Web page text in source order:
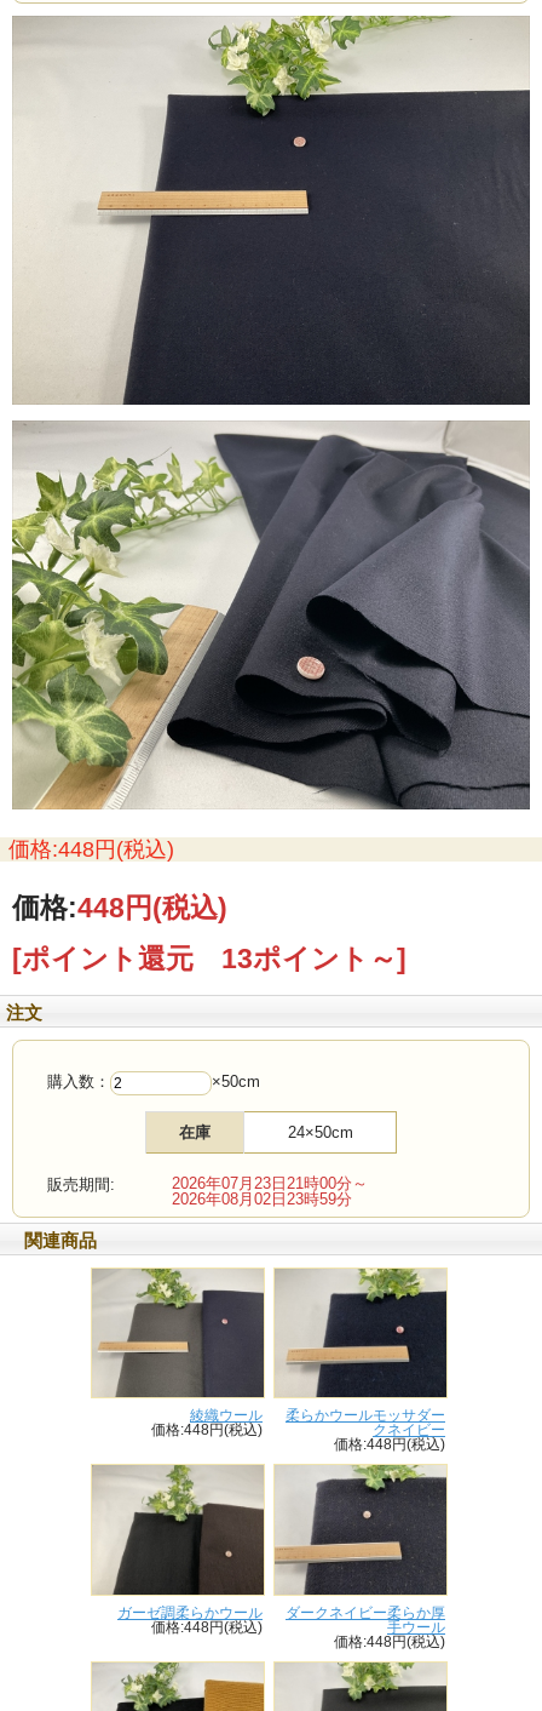
ボタンの大きさは約1.0cmです。
通常市場価格￥1290/50cm程度で販売されていますが今回は￥640/50cmでのご紹
当店の最低購入数量は1ｍ(数量2）からとなっていますので数量２以上でのご注文
よろしくお願いいたします。
ポイント3％還元します。
価格:448円(税込)
価格:448円(税込)
[ポイント還元 13ポイント～]
注文
購入数： ×50cm
在庫 24×50cm
販売期間:
2026年07月23日21時00分～
2026年08月02日23時59分
関連商品
綾織ウール
価格:448円(税込)
柔らかウールモッサダー
クネイビー
価格:448円(税込)
ガーゼ調柔らかウール
価格:448円(税込)
ダークネイビー柔らか厚
手ウール
価格:448円(税込)